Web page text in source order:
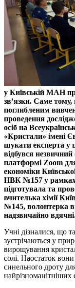
у Київській МАН
зв’язки. Саме тому,
поглибленим
проведення
осіб на
«Кристали» імені
шукати експерта у
відбувся
платформі Zoom
економіки
НВК №157 у рамках
підготувала та
вчителька хімії
№145, волонтерка
надзвичайно
Учні дізналися, що
зустрічаються у
вирощування
солі. Наостаток
синельного дроту
найрізноманітніших